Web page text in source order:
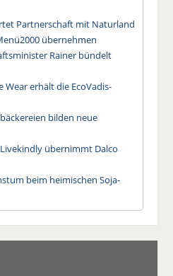
Partnerschaft mit Naturland
übernehmen
Rainer bündelt
Wear erhält die EcoVadis-
bilden neue
übernimmt Dalco
beim heimischen Soja-